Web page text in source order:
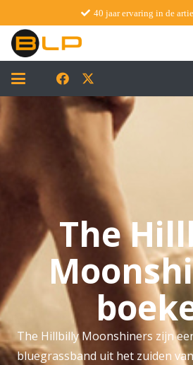
40 jaar ervaring in de
The
The Hillbilly Moonshiners zijn
bluegrassband uit het zuiden